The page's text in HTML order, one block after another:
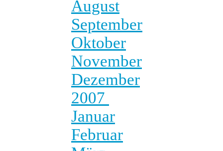
August
September
Oktober
November
Dezember
2007
Januar
Februar